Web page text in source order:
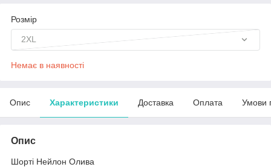
Розмір
2XL
Немає в наявності
Опис Характеристики Доставка Оплата Умови
Опис
Шорті Нейлон Олива